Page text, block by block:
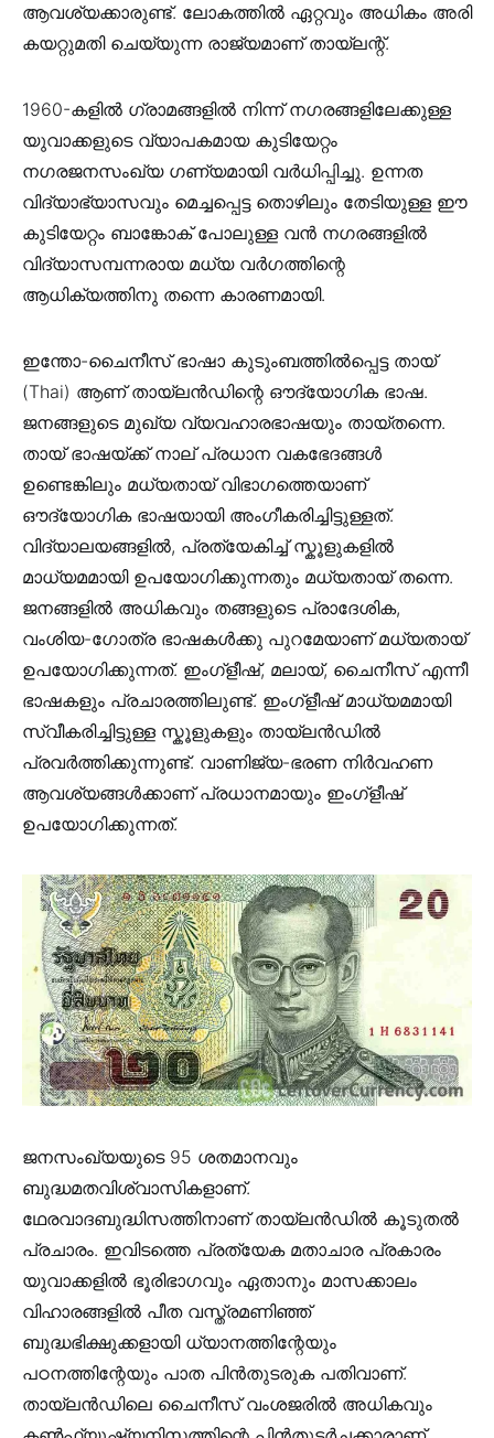
ആവശ്യക്കാരുണ്ട്. ലോകത്തിൽ ഏറ്റവും അധികം അരി
കയറ്റുമതി ചെയ്യുന്ന രാജ്യമാണ് തായ്‌ലന്റ്.
1960-കളിൽ ഗ്രാമങ്ങളിൽ നിന്ന് നഗരങ്ങളിലേക്കുള്ള
യുവാക്കളുടെ വ്യാപകമായ കുടിയേറ്റം
നഗരജനസംഖ്യ ഗണ്യമായി വർധിപ്പിച്ചു. ഉന്നത
വിദ്യാഭ്യാസവും മെച്ചപ്പെട്ട തൊഴിലും തേടിയുള്ള ഈ
കുടിയേറ്റം ബാങ്കോക് പോലുള്ള വൻ നഗരങ്ങളിൽ
വിദ്യാസമ്പന്നരായ മധ്യ വർഗത്തിന്റെ
ആധിക്യത്തിനു തന്നെ കാരണമായി.
ഇന്തോ-ചൈനീസ് ഭാഷാ കുടുംബത്തിൽപ്പെട്ട തായ്
(Thai) ആണ് തായ്ലൻഡിന്റെ ഔദ്യോഗിക ഭാഷ.
ജനങ്ങളുടെ മുഖ്യ വ്യവഹാരഭാഷയും തായ്തന്നെ.
തായ് ഭാഷയ്ക്ക് നാല് പ്രധാന വകഭേദങ്ങൾ
ഉണ്ടെങ്കിലും മധ്യതായ് വിഭാഗത്തെയാണ്
ഔദ്യോഗിക ഭാഷയായി അംഗീകരിച്ചിട്ടുള്ളത്.
വിദ്യാലയങ്ങളിൽ, പ്രത്യേകിച്ച് സ്കൂളുകളിൽ
മാധ്യമമായി ഉപയോഗിക്കുന്നതും മധ്യതായ് തന്നെ.
ജനങ്ങളിൽ അധികവും തങ്ങളുടെ പ്രാദേശിക,
വംശിയ-ഗോത്ര ഭാഷകൾക്കു പുറമേയാണ് മധ്യതായ്
ഉപയോഗിക്കുന്നത്. ഇംഗ്ളീഷ്, മലായ്, ചൈനീസ് എന്നീ
ഭാഷകളും പ്രചാരത്തിലുണ്ട്. ഇംഗ്ളീഷ് മാധ്യമമായി
സ്വീകരിച്ചിട്ടുള്ള സ്കൂളുകളും തായ്ലൻഡിൽ
പ്രവർത്തിക്കുന്നുണ്ട്. വാണിജ്യ-ഭരണ നിർവഹണ
ആവശ്യങ്ങൾക്കാണ് പ്രധാനമായും ഇംഗ്ളീഷ്
ഉപയോഗിക്കുന്നത്.
ജനസംഖ്യയുടെ 95 ശതമാനവും
ബുദ്ധമതവിശ്വാസികളാണ്.
ഥേരവാദബുദ്ധിസത്തിനാണ് തായ്ലൻഡിൽ കൂടുതൽ
പ്രചാരം. ഇവിടത്തെ പ്രത്യേക മതാചാര പ്രകാരം
യുവാക്കളിൽ ഭൂരിഭാഗവും ഏതാനും മാസക്കാലം
വിഹാരങ്ങളിൽ പീത വസ്ത്രമണിഞ്ഞ്
ബുദ്ധഭിക്ഷുക്കളായി ധ്യാനത്തിന്റേയും
പഠനത്തിന്റേയും പാത പിൻതുടരുക പതിവാണ്.
തായ്ലൻഡിലെ ചൈനീസ് വംശജരിൽ അധികവും